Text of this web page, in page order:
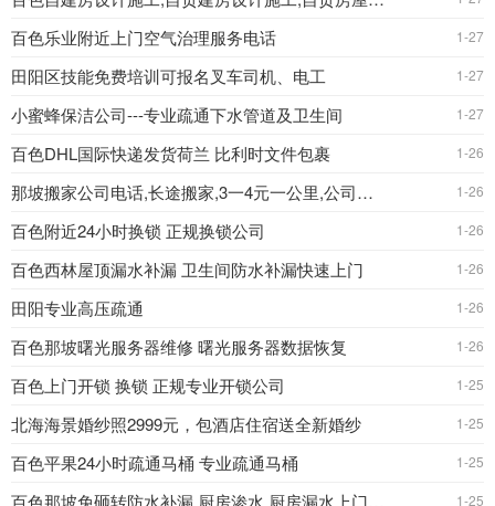
百色乐业附近上门空气治理服务电话 1-27
田阳区技能免费培训可报名叉车司机、电工 1-27
小蜜蜂保洁公司---专业疏通下水管道及卫生间 1-27
百色DHL国际快递发货荷兰 比利时文件包裹 1-26
那坡搬家公司电话,长途搬家,3一4元一公里,公司搬迁,搬 1-26
百色附近24小时换锁 正规换锁公司 1-26
百色西林屋顶漏水补漏 卫生间防水补漏快速上门 1-26
田阳专业高压疏通 1-26
百色那坡曙光服务器维修 曙光服务器数据恢复 1-26
百色上门开锁 换锁 正规专业开锁公司 1-25
北海海景婚纱照2999元，包酒店住宿送全新婚纱 1-25
百色平果24小时疏通马桶 专业疏通马桶 1-25
百色那坡免砸转防水补漏 厨房渗水 厨房漏水上门维修 1-25